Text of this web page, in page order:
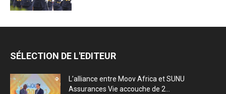
SÉLECTION DE L'EDITEUR
L’alliance entre Moov Africa et SUNU
Assurances Vie accouche de 2...